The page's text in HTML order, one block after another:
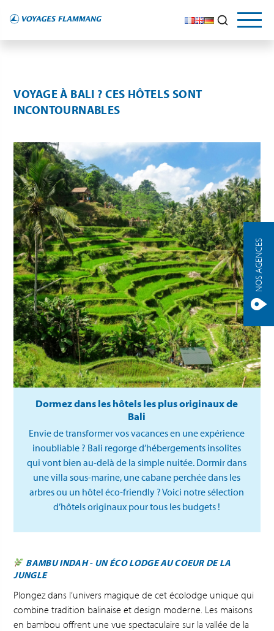
NOS AGENCES
VOYAGE À BALI ? CES HÔTELS SONT
INCONTOURNABLES
Dormez dans les hôtels les plus originaux de
Bali
Envie de transformer vos vacances en une expérience
inoubliable ? Bali regorge d’hébergements insolites
qui vont bien au-delà de la simple nuitée. Dormir dans
une villa sous-marine, une cabane perchée dans les
arbres ou un hôtel éco-friendly ? Voici notre sélection
d’hôtels originaux pour tous les budgets !
BAMBU INDAH - UN ÉCO LODGE AU COEUR DE LA
JUNGLE
Plongez dans l’univers magique de cet écolodge unique qui
combine tradition balinaise et design moderne. Les maisons
en bambou offrent une vue spectaculaire sur la vallée de la